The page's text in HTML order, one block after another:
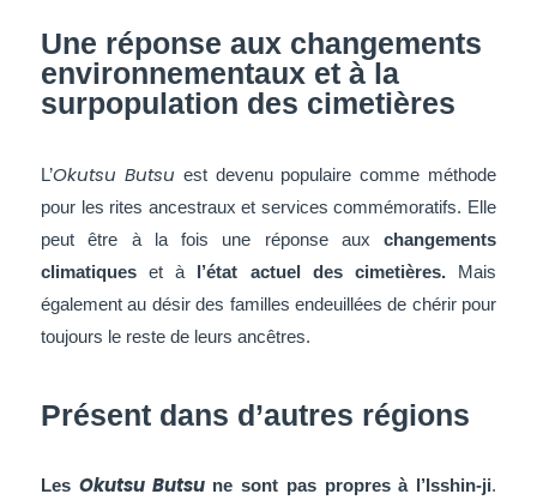
Une réponse aux changements
environnementaux et à la
surpopulation des cimetières
L’Okutsu Butsu est devenu populaire comme méthode
pour les rites ancestraux et services commémoratifs. Elle
peut être à la fois une réponse aux changements
climatiques et à l’état actuel des cimetières. Mais
également au désir des familles endeuillées de chérir pour
toujours le reste de leurs ancêtres.
Présent dans d’autres régions
Les Okutsu Butsu ne sont pas propres à l’Isshin-ji.